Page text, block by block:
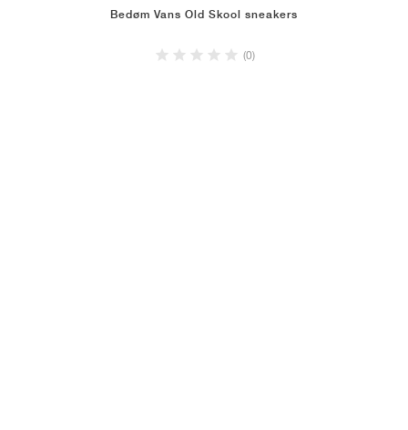
Bedøm Vans Old Skool sneakers
(0)